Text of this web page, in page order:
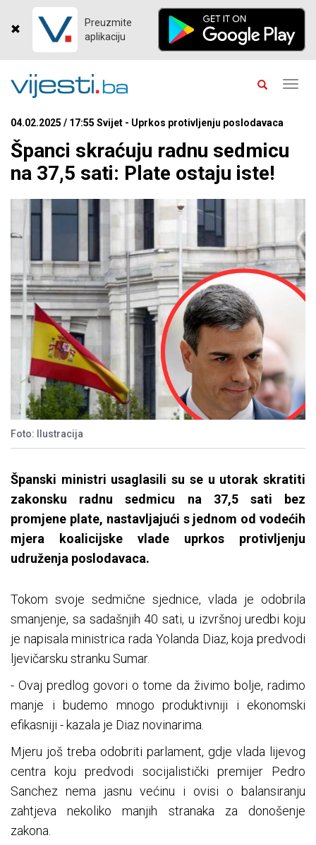
Preuzmite
aplikaciju
04.02.2025 / 17:55 Svijet - Uprkos protivljenju poslodavaca
Španci skraćuju radnu sedmicu
na 37,5 sati: Plate ostaju iste!
Foto: Ilustracija
Španski ministri usaglasili su se u utorak skratiti
zakonsku radnu sedmicu na 37,5 sati bez
promjene plate, nastavljajući s jednom od vodećih
mjera koalicijske vlade uprkos protivljenju
udruženja poslodavaca.
Tokom svoje sedmične sjednice, vlada je odobrila
smanjenje, sa sadašnjih 40 sati, u izvršnoj uredbi koju
je napisala ministrica rada Yolanda Diaz, koja predvodi
ljevičarsku stranku Sumar.
- Ovaj predlog govori o tome da živimo bolje, radimo
manje i budemo mnogo produktivniji i ekonomski
efikasniji - kazala je Diaz novinarima.
Mjeru još treba odobriti parlament, gdje vlada lijevog
centra koju predvodi socijalistički premijer Pedro
Sanchez nema jasnu većinu i ovisi o balansiranju
zahtjeva nekoliko manjih stranaka za donošenje
zakona.